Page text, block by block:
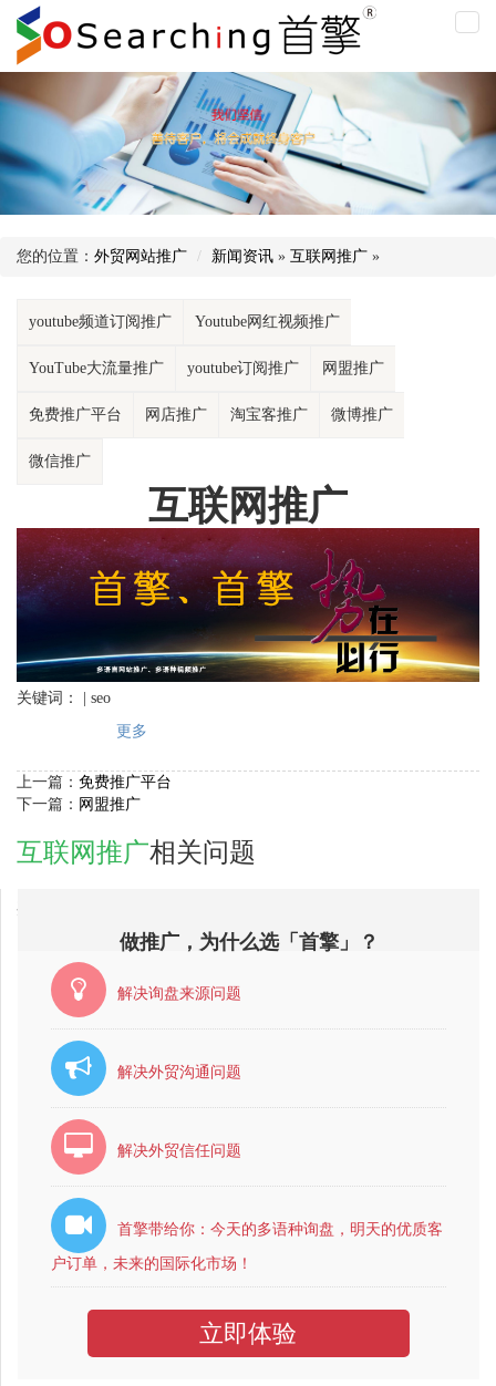
互
网
广
您的位置： 外贸网站推广 新闻资讯 » 互联网推广 »
youtube频道订阅推广 Youtube网红视频推广
YouTube大流量推广 youtube订阅推广 网盟推广
免费推广平台 网店推广 淘宝客推广 微博推广
微信推广
互联网推广
关键词： | seo
更多
上一篇： 免费推广平台
下一篇： 网盟推广
互联网推广相关问题
嘉义县互联网营销公司哪家比较好？
做推广，为什么选「首擎」？
解决询盘来源问题
解决外贸沟通问题
解决外贸信任问题
首擎带给你：今天的多语种询盘，明天的优质客
户订单，未来的国际化市场！
立即体验